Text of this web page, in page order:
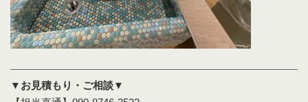
▼お見積もり・ご相談▼